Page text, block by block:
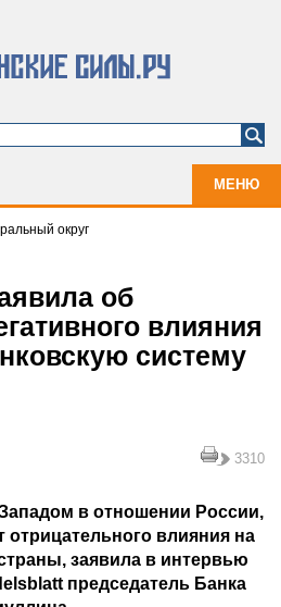
МЕНЮ
округ
об
влияния
систему
3310
в отношении России,
влияния на
заявила в интервью
председатель Банка